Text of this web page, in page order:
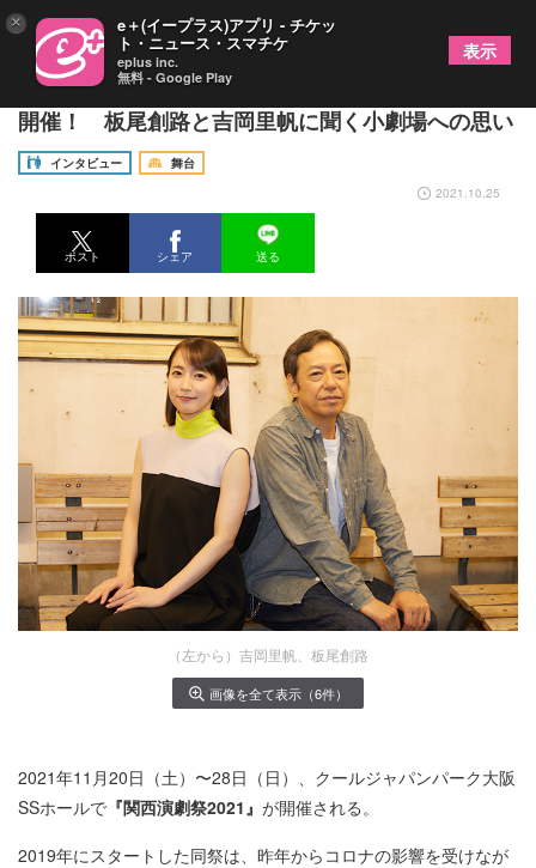
関西の才能を世界に発信する『関西演劇祭』今年も
開催！ 板尾創路と吉岡里帆に聞く小劇場への思い
インタビュー
舞台
2021.10.25
ポスト シェア 送る
（左から）吉岡里帆、板尾創路
画像を全て表示（6件）
2021年11月20日（土）〜28日（日）、クールジャパンパーク大阪
SSホールで 『関西演劇祭2021』 が開催される。
2019年にスタートした同祭は、昨年からコロナの影響を受けなが
× e＋(イープラス)アプリ - チケッ
ト・ニュース・スマチケ
eplus inc.
無料 - Google Play
表示